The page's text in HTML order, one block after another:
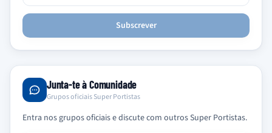
Subscrever
Junta-te à Comunidade
Grupos oficiais Super Portistas
Entra nos grupos oficiais e discute com outros Super Portistas.